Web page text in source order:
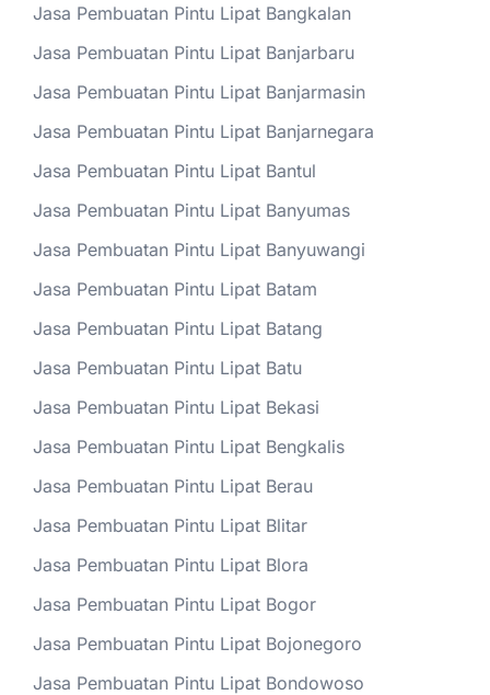
Jasa Pembuatan Pintu Lipat Bangkalan
Jasa Pembuatan Pintu Lipat Banjarbaru
Jasa Pembuatan Pintu Lipat Banjarmasin
Jasa Pembuatan Pintu Lipat Banjarnegara
Jasa Pembuatan Pintu Lipat Bantul
Jasa Pembuatan Pintu Lipat Banyumas
Jasa Pembuatan Pintu Lipat Banyuwangi
Jasa Pembuatan Pintu Lipat Batam
Jasa Pembuatan Pintu Lipat Batang
Jasa Pembuatan Pintu Lipat Batu
Jasa Pembuatan Pintu Lipat Bekasi
Jasa Pembuatan Pintu Lipat Bengkalis
Jasa Pembuatan Pintu Lipat Berau
Jasa Pembuatan Pintu Lipat Blitar
Jasa Pembuatan Pintu Lipat Blora
Jasa Pembuatan Pintu Lipat Bogor
Jasa Pembuatan Pintu Lipat Bojonegoro
Jasa Pembuatan Pintu Lipat Bondowoso